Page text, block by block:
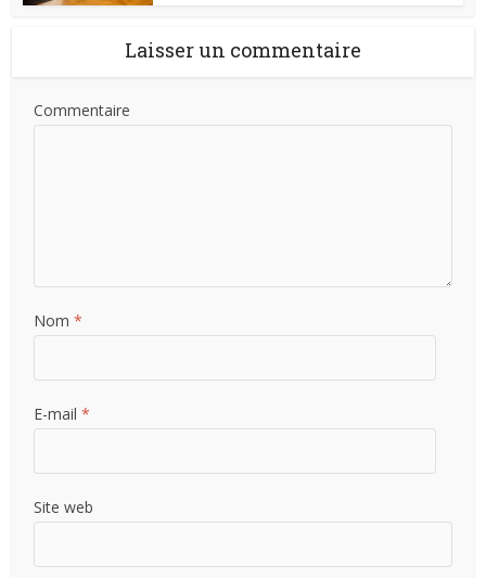
Laisser un commentaire
Commentaire
Nom*
E-mail*
Site web